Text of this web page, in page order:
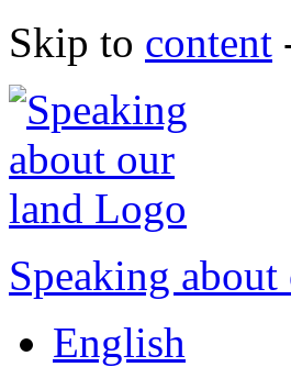
Skip to content
Speaking
English